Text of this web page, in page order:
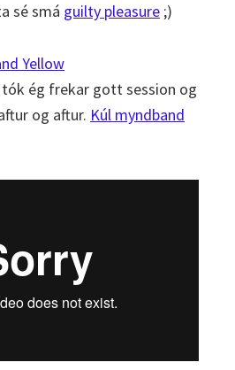
sé smá guilty pleasure ;)
Yellow
tók ég frekar gott session og
og aftur. Kúl myndband